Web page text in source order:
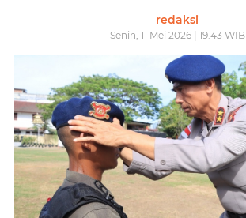
redaksi
Senin, 11 Mei 2026 | 19.43 WIB